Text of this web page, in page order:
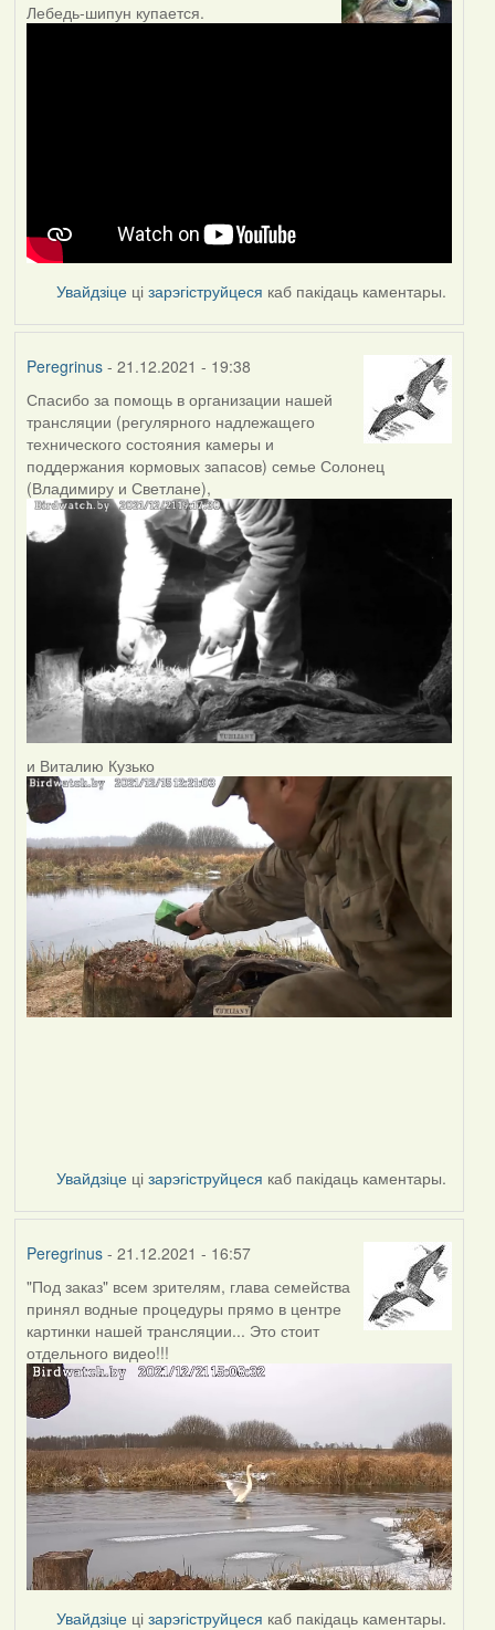
Лебедь-шипун купается.
Увайдзіце цізарэгіструйцеся каб пакідаць каментары.
Peregrinus- 21.12.2021 - 19:38
Спасибо за помощь в организации нашей
трансляции (регулярного надлежащего
технического состояния камеры и
поддержания кормовых запасов) семье Солонец
(Владимиру и Светлане),
и Виталию Кузько
Увайдзіце цізарэгіструйцеся каб пакідаць каментары.
Peregrinus- 21.12.2021 - 16:57
"Под заказ" всем зрителям, глава семейства
принял водные процедуры прямо в центре
картинки нашей трансляции... Это стоит
отдельного видео!!!
Увайдзіце цізарэгіструйцеся каб пакідаць каментары.